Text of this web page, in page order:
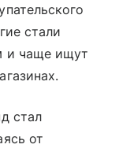
стали
и чаще ищут
стал
от